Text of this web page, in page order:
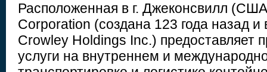
Расположенная в г. Джеконсвилл
Corporation (создана 123 года назад и
Crowley Holdings Inc.) предоставляет
услуги на внутреннем и